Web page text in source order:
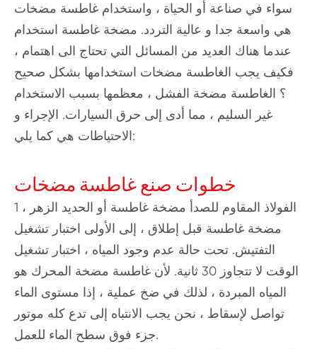
سواء في صناعة أو الحياة ، واستخدام غاطسة مضخات
هي واسعة جدا و عالية التردد. مضخة غاطسة استخدام
عندما هناك العديد من المسائل التي تحتاج الى اهتمام ،
فكيف يجب الغاطسة مضخات استخدامها بشكل صحيح
؟ الغاطسة مضخة الفشل ، معظمها بسبب الاستخدام
غير السليم ، مما أدى إلى حرق السيارات. الإجراء و
الاحتياطات هي كما يلي:
خطوات صنع غاطسة مضخات
1 ، الفولاذ المقاوم للصدأ مضخة غاطسة أو الحديد الزهر
مضخة غاطسة قبل إطلاق ، إلى الأولى اختبار تشغيل
التفتيش. تحت حالة عدم وجود المياه ، اختبار تشغيل
الوقت لا تتجاوز 30 ثانية. لأن غاطسة مضخة المحرك هو
المياه المبردة ، لذلك في ضخ عملية ، إذا مستوى الماء
تواصل لإسقاط ، نحن يجب الانتباه إلى تدع كله موتور
جزء فوق سطح الماء للعمل.